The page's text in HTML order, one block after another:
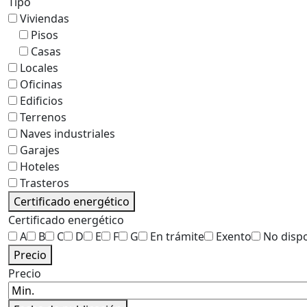
Viviendas
Pisos
Casas
Locales
Oficinas
Edificios
Terrenos
Naves industriales
Garajes
Hoteles
Trasteros
Certificado energético
Certificado energético
A
B C D E F G En trámite Exento
No
Precio
Precio